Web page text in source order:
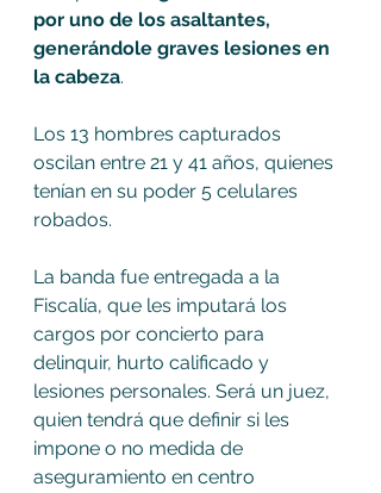
por uno de los asaltantes,
generándole graves lesiones en
la cabeza.
Los 13 hombres capturados
oscilan entre 21 y 41 años, quienes
tenían en su poder 5 celulares
robados.
La banda fue entregada a la
Fiscalía, que les imputará los
cargos por concierto para
delinquir, hurto calificado y
lesiones personales. Será un juez,
quien tendrá que definir si les
impone o no medida de
aseguramiento en centro